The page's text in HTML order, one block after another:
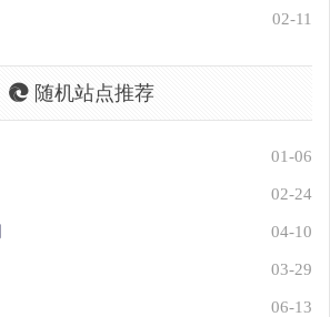
02-11
随机站点推荐
01-06
02-24
04-10
03-29
06-13